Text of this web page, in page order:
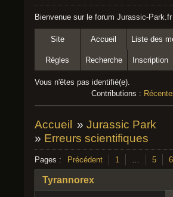
Bienvenue sur le forum Jurassic-Park.fr
Site Accueil Liste des
Règles Recherche Inscription
Vous n'êtes pas identifié(e).
Contributions :
Accueil » Jurassic Park
» Erreurs scientifiques
Pages : Précédent 1 … 5 6
Tyrannorex